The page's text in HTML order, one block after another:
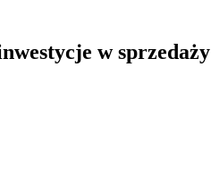
w sprzedaży